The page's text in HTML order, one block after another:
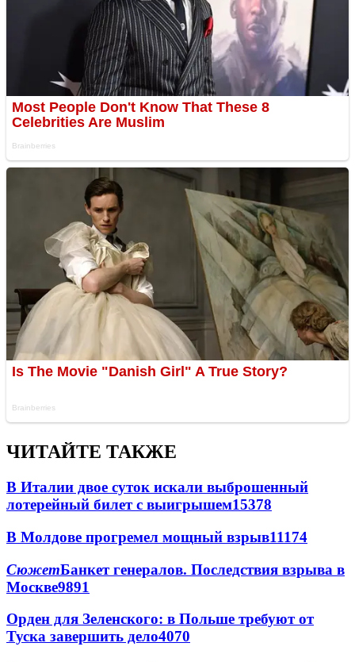
ЧИТАЙТЕ ТАКЖЕ
В Италии двое суток искали выброшенный
лотерейный билет с выигрышем15378
В Молдове прогремел мощный взрыв11174
СюжетБанкет генералов. Последствия взрыва в
Москве9891
Орден для Зеленского: в Польше требуют от
Туска завершить дело4070